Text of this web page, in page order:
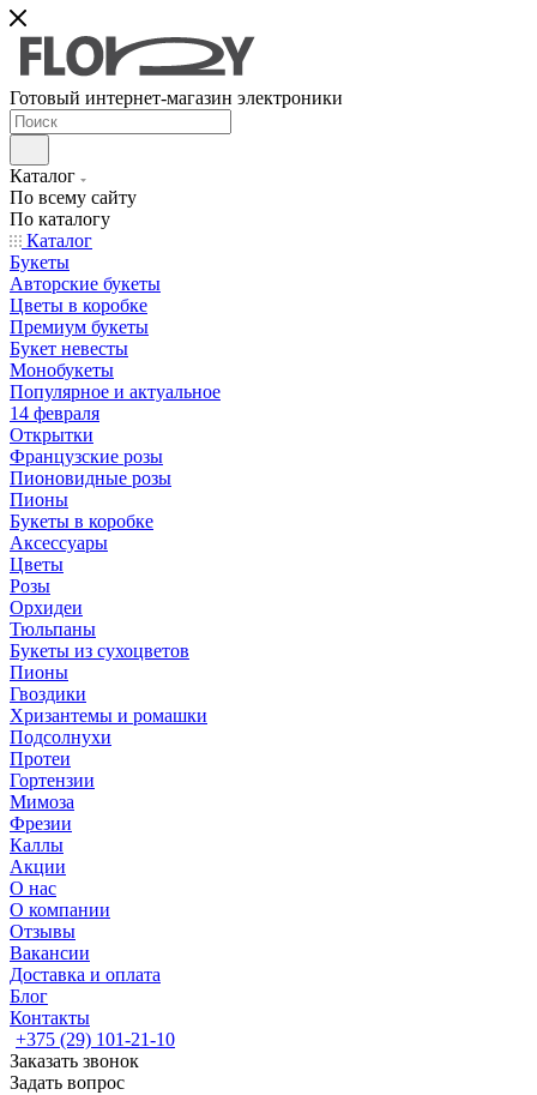
Готовый интернет-магазин электроники
Каталог
По всему сайту
По каталогу
Каталог
Букеты
Авторские букеты
Цветы в коробке
Премиум букеты
Букет невесты
Монобукеты
Популярное и актуальное
14 февраля
Открытки
Французские розы
Пионовидные розы
Пионы
Букеты в коробке
Аксессуары
Цветы
Розы
Орхидеи
Тюльпаны
Букеты из сухоцветов
Пионы
Гвоздики
Хризантемы и ромашки
Подсолнухи
Протеи
Гортензии
Мимоза
Фрезии
Каллы
Акции
О нас
О компании
Отзывы
Вакансии
Доставка и оплата
Блог
Контакты
+375 (29) 101-21-10
Заказать звонок
Задать вопрос